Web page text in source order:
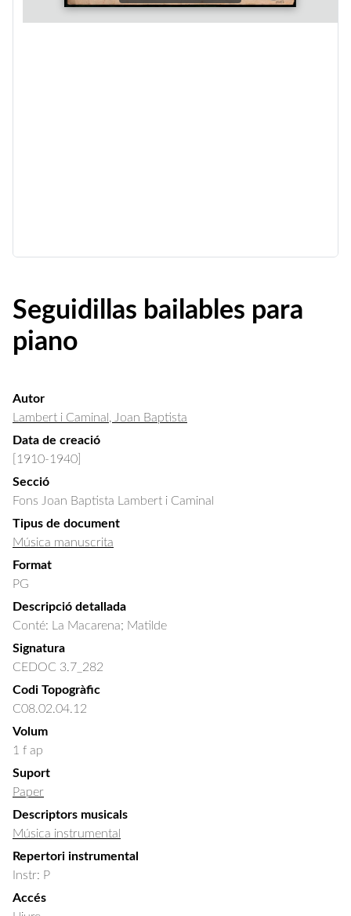
Seguidillas bailables para
piano
Autor
Lambert i Caminal, Joan Baptista
Data de creació
[1910-1940]
Secció
Fons Joan Baptista Lambert i Caminal
Tipus de document
Música manuscrita
Format
PG
Descripció detallada
Conté: La Macarena; Matilde
Signatura
CEDOC 3.7_282
Codi Topogràfic
C08.02.04.12
Volum
1 f ap
Suport
Paper
Descriptors musicals
Música instrumental
Repertori instrumental
Instr: P
Accés